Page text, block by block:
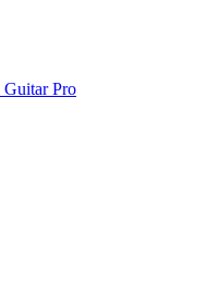
Guitar Pro